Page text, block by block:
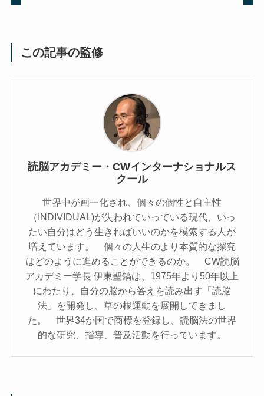
この記事の監修
読脳アカデミー・CWインターナショナルス
クール
世界中が画一化され、個々の個性と自主性
（INDIVIDUAL)が失われていっている現代、いっ
たい自分はどう生きればいいのかを模索する人が
増えています。 個々の人生のより本質的な探究
はどのように進めることができるのか。 CW読脳
アカデミー学長 伊東聖鎬は、1975年より50年以上
にわたり、自分の脳から答えを読み出す「読脳
法」を開発し、草の根運動を展開してきまし
た。 世界34か国で商標を登録し、読脳法の世界
的な研究、指導、普及活動を行っています。